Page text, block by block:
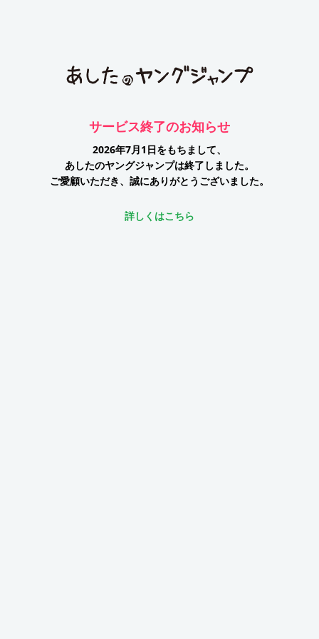
サービス終了のお知らせ
2026年7月1日をもちまして、
あしたのヤングジャンプは終了しました。
ご愛顧いただき、誠にありがとうございました。
詳しくはこちら